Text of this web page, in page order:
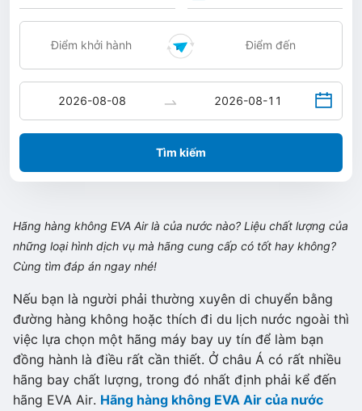
Tìm kiếm
Hãng hàng không EVA Air là của nước nào? Liệu chất lượng của
những loại hình dịch vụ mà hãng cung cấp có tốt hay không?
Cùng tìm đáp án ngay nhé!
Nếu bạn là người phải thường xuyên di chuyển bằng
đường hàng không hoặc thích đi du lịch nước ngoài thì
việc lựa chọn một hãng máy bay uy tín để làm bạn
đồng hành là điều rất cần thiết. Ở châu Á có rất nhiều
hãng bay chất lượng, trong đó nhất định phải kể đến
hãng EVA Air. Hãng hàng không EVA Air của nước